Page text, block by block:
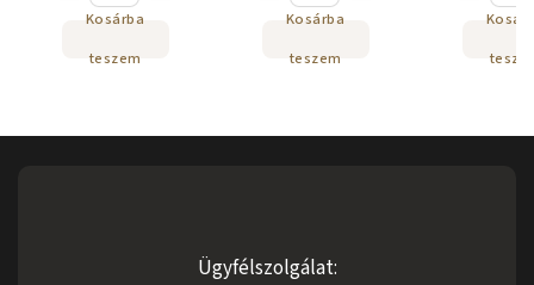
Kosárba
teszem
Kosárba
teszem
Ügyfélszolgálat: